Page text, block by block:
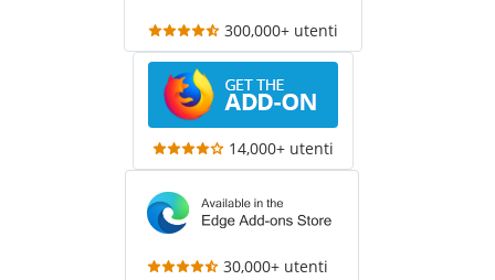
300,000+ utenti
14,000+ utenti
30,000+ utenti